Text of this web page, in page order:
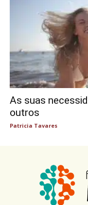
As suas
outros
Patricia Tavares